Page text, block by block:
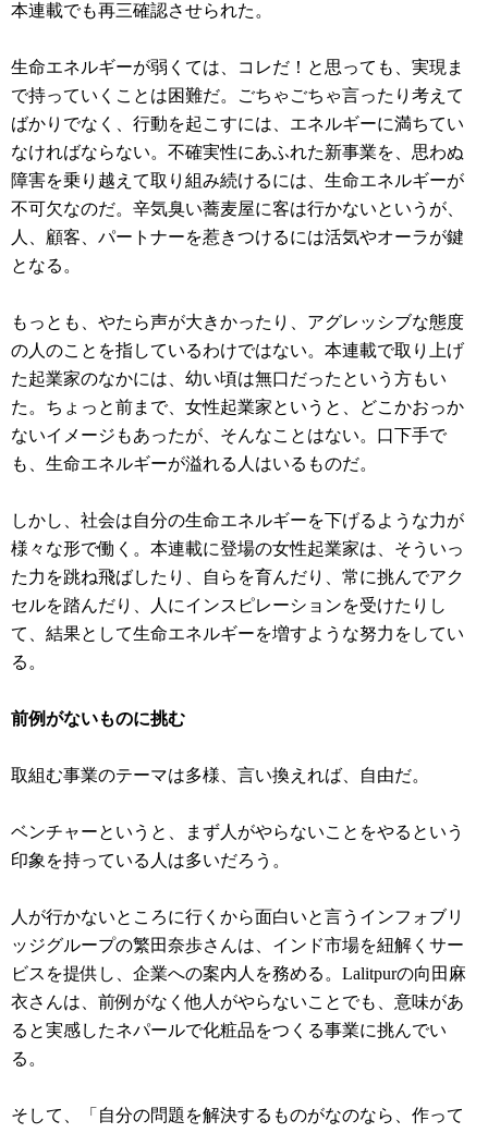
本連載でも再三確認させられた。
生命エネルギーが弱くては、コレだ！と思っても、実現ま
で持っていくことは困難だ。ごちゃごちゃ言ったり考えて
ばかりでなく、行動を起こすには、エネルギーに満ちてい
なければならない。不確実性にあふれた新事業を、思わぬ
障害を乗り越えて取り組み続けるには、生命エネルギーが
不可欠なのだ。辛気臭い蕎麦屋に客は行かないというが、
人、顧客、パートナーを惹きつけるには活気やオーラが鍵
となる。
もっとも、やたら声が大きかったり、アグレッシブな態度
の人のことを指しているわけではない。本連載で取り上げ
た起業家のなかには、幼い頃は無口だったという方もい
た。ちょっと前まで、女性起業家というと、どこかおっか
ないイメージもあったが、そんなことはない。口下手で
も、生命エネルギーが溢れる人はいるものだ。
しかし、社会は自分の生命エネルギーを下げるような力が
様々な形で働く。本連載に登場の女性起業家は、そういっ
た力を跳ね飛ばしたり、自らを育んだり、常に挑んでアク
セルを踏んだり、人にインスピレーションを受けたりし
て、結果として生命エネルギーを増すような努力をしてい
る。
前例がないものに挑む
取組む事業のテーマは多様、言い換えれば、自由だ。
ベンチャーというと、まず人がやらないことをやるという
印象を持っている人は多いだろう。
人が行かないところに行くから面白いと言うインフォブリ
ッジグループの繁田奈歩さんは、インド市場を紐解くサー
ビスを提供し、企業への案内人を務める。Lalitpurの向田麻
衣さんは、前例がなく他人がやらないことでも、意味があ
ると実感したネパールで化粧品をつくる事業に挑んでい
る。
そして、「自分の問題を解決するものがなのなら、作って